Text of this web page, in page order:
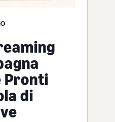
Pronti
di